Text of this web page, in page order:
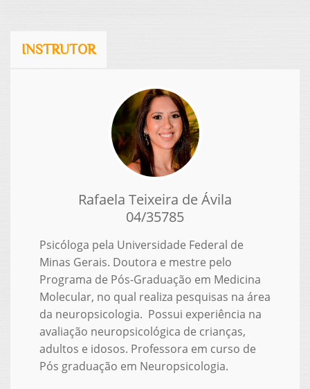
INSTRUTOR
Rafaela Teixeira de Ávila
04/35785
Psicóloga pela Universidade Federal de
Minas Gerais. Doutora e mestre pelo
Programa de Pós-Graduação em Medicina
Molecular, no qual realiza pesquisas na área
da neuropsicologia. Possui experiência na
avaliação neuropsicológica de crianças,
adultos e idosos. Professora em curso de
Pós graduação em Neuropsicologia.